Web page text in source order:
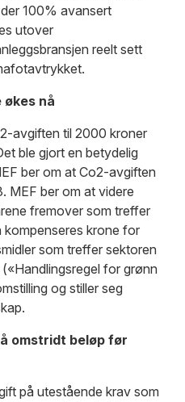
100% avansert
utover
reelt sett
økes nå
avgiften til 2000 kroner
ble gjort en betydelig
ber om at Co2-avgiften
MEF ber om at videre
fremover som treffer
krone for
som treffer sektoren
for grønn
og stiller seg
omstridt beløp før
på utestående krav som